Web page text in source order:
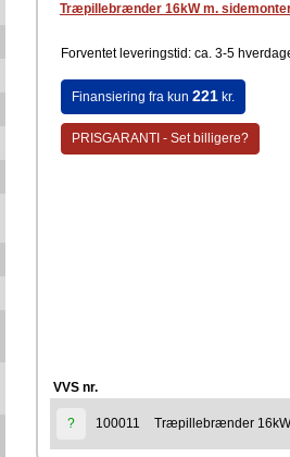
Træpillebrænder 16kW m.
Forventet leveringstid: ca. 3-5
Finansiering fra kun 221kr.
PRISGARANTI - Set billigere?
VVS nr.
? 100011 Træpillebrænder 16kW